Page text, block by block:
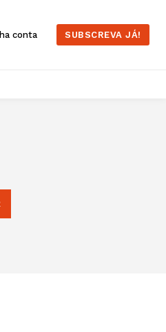
conta SUBSCREVA JÁ!